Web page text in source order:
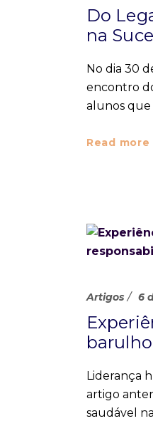
Do
na
No dia 30
encontro
alunos que
Read more
Artigos 6
Liderança
artigo
saudável